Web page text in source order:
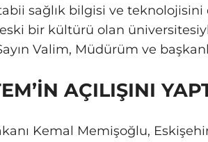
sağlık bilgisi ve teknolojisini
bir kültürü olan
Valim, Müdürüm ve
AÇILIŞINI
Kemal Memişoğlu,